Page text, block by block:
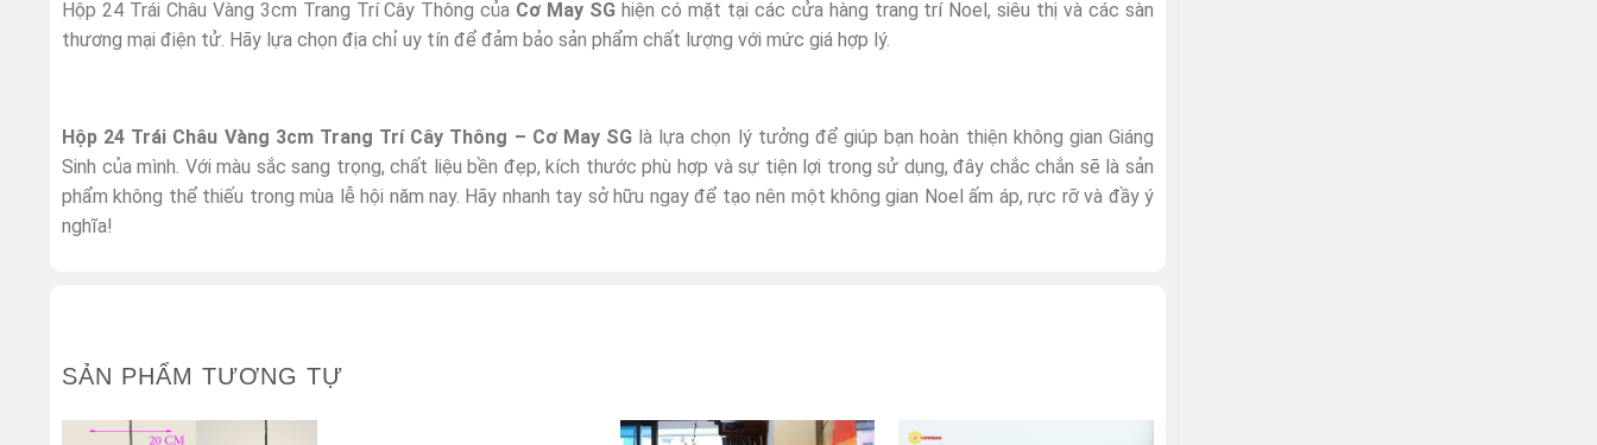
Hộp 24 Trái Châu Vàng 3cm Trang Trí Cây Thông của Cơ May SG hiện có mặt tại các cửa hàng trang trí Noel, siêu thị và các sàn
thương mại điện tử. Hãy lựa chọn địa chỉ uy tín để đảm bảo sản phẩm chất lượng với mức giá hợp lý.
Hộp 24 Trái Châu Vàng 3cm Trang Trí Cây Thông – Cơ May SG là lựa chọn lý tưởng để giúp bạn hoàn thiện không gian Giáng
Sinh của mình. Với màu sắc sang trọng, chất liệu bền đẹp, kích thước phù hợp và sự tiện lợi trong sử dụng, đây chắc chắn sẽ là sản
phẩm không thể thiếu trong mùa lễ hội năm nay. Hãy nhanh tay sở hữu ngay để tạo nên một không gian Noel ấm áp, rực rỡ và đầy ý
nghĩa!
SẢN PHẨM TƯƠNG TỰ